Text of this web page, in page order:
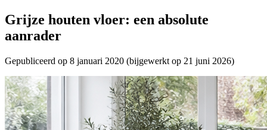
Grijze houten vloer: een absolute
aanrader
Gepubliceerd op 8 januari 2020 (bijgewerkt op 21 juni 2026)